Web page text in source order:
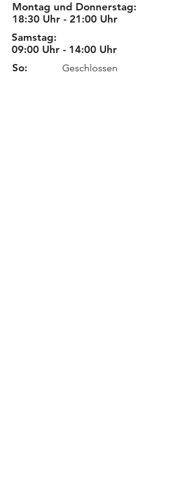
Montag und Donnerstag:
18:30 Uhr - 21:00 Uhr
Samstag:
09:00 Uhr - 14:00 Uhr
So:
Geschlossen